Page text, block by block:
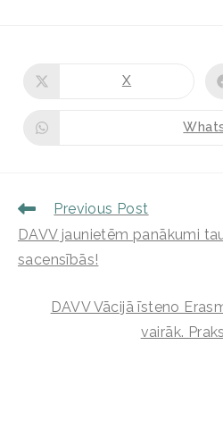
X
Previous Post
DAVV jaunietēm panākumi
sacensībās!
DAVV Vācijā īsteno
vairāk.